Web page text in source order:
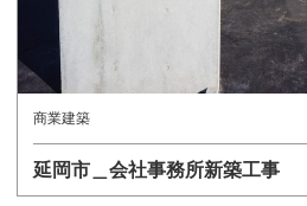
商業建築
延岡市＿会社事務所新築工事